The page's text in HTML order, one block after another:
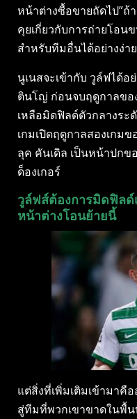
หน้าต่างซื้อขายถัดไป”ถ้
คุยเกี่ยวกับการถ่ายโอ
สำหรับทีมอื่นได้อย่างง่า
นูเนสจะเข้ากับ วูล์ฟได้อ
ตินโญ่ ก่อนจบฤดูกาลขอ
เหลือมิดฟิลด์ตัวกลางระ
เกมเปิดฤดูกาลสองเกม
ลุค คันเดิล เป็นหน้าปกขอ
ด็องเกอร์
วูล์ฟส์ต้องการมิดฟิลด์
หน้าต่างโอนย้ายนี้
แต่สิ่งที่เพิ่มเติมเข้ามา
สู่ทีมที่พวกเขาขาดในพื้